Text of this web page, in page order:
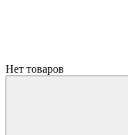
Нет товаров